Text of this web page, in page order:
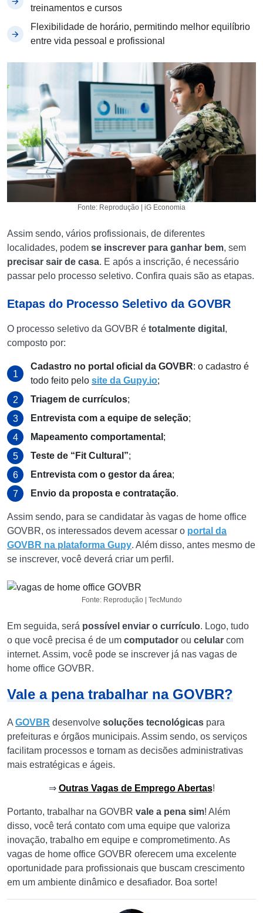
treinamentos e cursos
Flexibilidade de horário, permitindo melhor equilíbrio
entre vida pessoal e profissional
Fonte: Reprodução | iG Economia
Assim sendo, vários profissionais, de diferentes
localidades, podem se inscrever para ganhar bem, sem
precisar sair de casa. E após a inscrição, é necessário
passar pelo processo seletivo. Confira quais são as etapas.
Etapas do Processo Seletivo da GOVBR
O processo seletivo da GOVBR é totalmente digital ,
composto por:​
Cadastro no portal oficial da GOVBR: o cadastro é
todo feito pelo site da Gupy.io;
Triagem de currículos;
Entrevista com a equipe de seleção;
Mapeamento comportamental ;
Teste de “Fit Cultural”;
Entrevista com o gestor da área;
Envio da proposta e contratação. ​
Assim sendo, para se candidatar às vagas de home office
GOVBR, os interessados devem acessar o portal da
GOVBR na plataforma Gupy. Além disso, antes mesmo de
se inscrever, você deverá criar um perfil.
Fonte: Reprodução | TecMundo
Em seguida, será possível enviar o currículo. Logo, tudo
o que você precisa é de um computador ou celular com
internet. Assim, você pode se inscrever já nas vagas de
home office GOVBR.
Vale a pena trabalhar na GOVBR?
A GOVBR desenvolve soluções tecnológicas para
prefeituras e órgãos municipais. Assim sendo, os serviços
facilitam processos e tornam as decisões administrativas
mais estratégicas e ágeis.
⇒ Outras Vagas de Emprego Abertas!
Portanto, trabalhar na GOVBR vale a pena sim! Além
disso, você terá contato com uma equipe que valoriza
inovação, trabalho em equipe e comprometimento. As
vagas de home office GOVBR oferecem uma excelente
oportunidade para profissionais que buscam crescimento
em um ambiente dinâmico e desafiador. Boa sorte!